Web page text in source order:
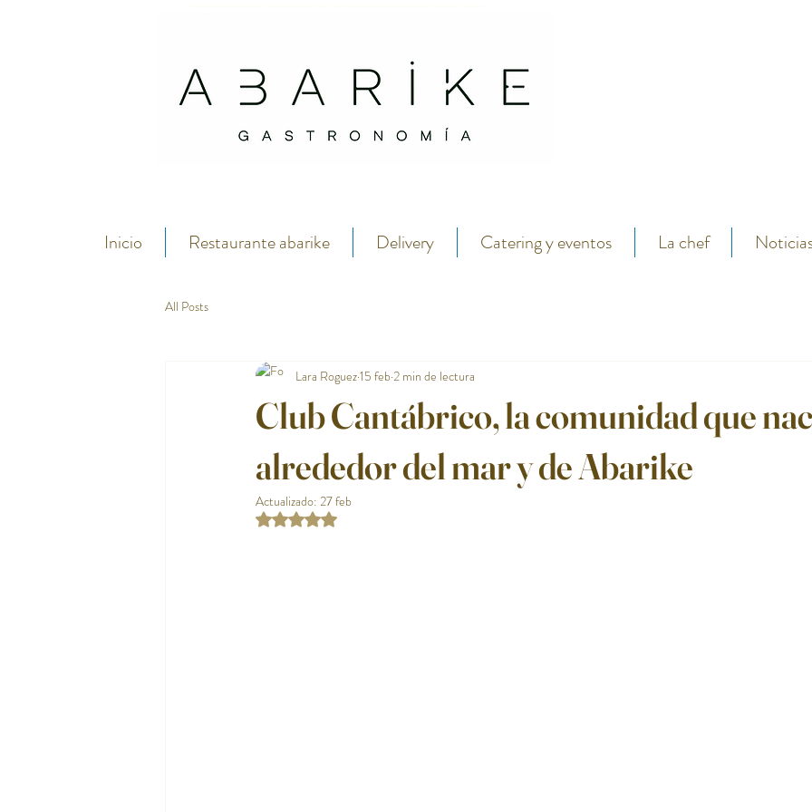
Inicio Restaurante abarike Delivery Catering y eventos La chef
All Posts
Club Cantábrico, la comunidad que
alrededor del mar y de Abarike
Lara Roguez15 feb 2 min de lectura
Actualizado: 27 feb
Obtuvo NaN de 5 estrellas.